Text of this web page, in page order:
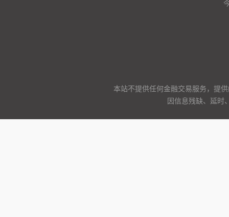
本站不提供任何金融交易服务，提
因信息残缺、延时